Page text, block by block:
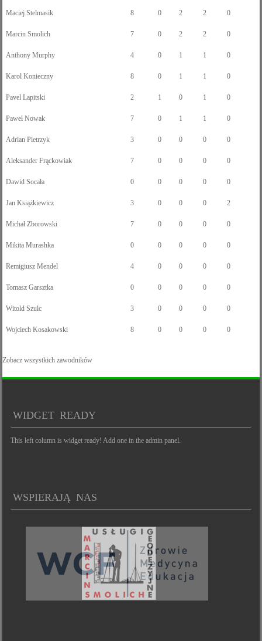
Maciej Stelmasik 8 0 2 2 0
Marcin Smolich 7 0 2 2 0
Anthony Murphy 4 0 1 1 0
Karol Konieczny 8 0 1 1 0
Pavel Lapitski 2 1 0 1 0
Paweł Nowak 7 0 1 1 0
Adrian Pietrzyk 3 0 0 0 0
Aleksander Frąckowiak 7 0 0 0 0
Dawid Socała 0 0 0 0 0
Jan Książkiewicz 3 0 0 0 2
Michał Zborowski 7 0 0 0 0
Mikita Murashka 0 0 0 0 0
Remigiusz Mendel 4 0 0 0 0
Tomasz Garsztka 0 0 0 0 0
Witold Szulc 3 0 0 0 0
Wojciech Kosakowski 8 0 0 0 0
Zobacz wszystkich zawodników
WIDGET READY
This left column is widget ready! Add one in the admin panel.
WSPIERAJĄ NAS